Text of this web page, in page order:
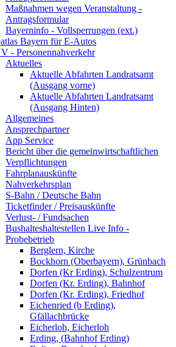
Maßnahmen wegen Veranstaltung -
Antragsformular
Bayerninfo - Vollsperrungen (ext.)
Bayern für E-Autos
- Personennahverkehr
Aktuelles
Aktuelle Abfahrten Landratsamt
(Ausgang vorne)
Aktuelle Abfahrten Landratsamt
(Ausgang Hinten)
Allgemeines
Ansprechpartner
App Service
Bericht über die gemeinwirtschaftlichen
Verpflichtungen
Fahrplanauskünfte
Nahverkehrsplan
S-Bahn / Deutsche Bahn
Ticketfinder / Preisauskünfte
Verlust- / Fundsachen
Bushalteshaltestellen Live Info -
Probebetrieb
Berglern, Kirche
Bockhorn (Oberbayern), Grünbach
Dorfen (Kr Erding), Schulzentrum
Dorfen (Kr. Erding), Bahnhof
Dorfen (Kr. Erding), Friedhof
Eichenried (b Erding),
Gfällachbrücke
Eicherloh, Eicherloh
Erding, (Bahnhof Erding)